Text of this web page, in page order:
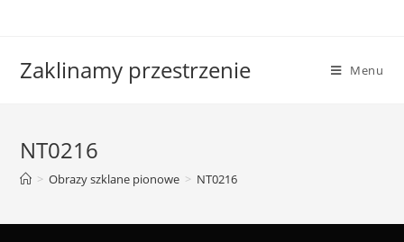
Zaklinamy przestrzenie Menu
NT0216
> Obrazy szklane pionowe > NT0216